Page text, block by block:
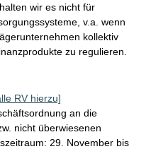
wir es nicht für
v.a. wenn
kollektiv
zu regulieren.
RV hierzu]
an die
nicht überwiesenen
29. November bis